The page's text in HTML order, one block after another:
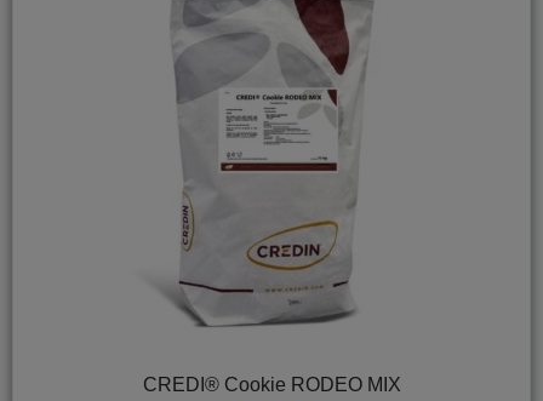
CREDI® Cookie RODEO MIX